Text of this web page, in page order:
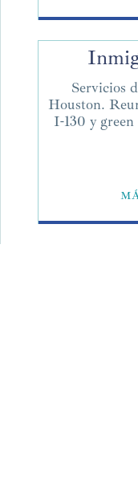
Servicios
Houston.
I-130 y green